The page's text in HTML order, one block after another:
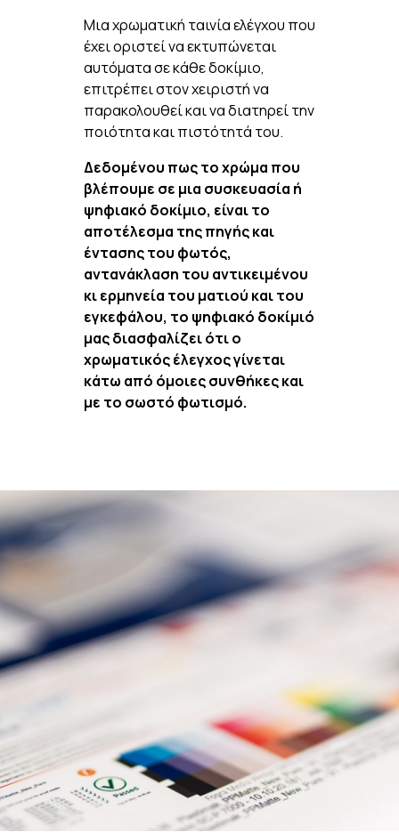
Μια χρωματική ταινία ελέγχου που
έχει οριστεί να εκτυπώνεται
αυτόματα σε κάθε δοκίμιο,
επιτρέπει στον χειριστή να
παρακολουθεί και να διατηρεί την
ποιότητα και πιστότητά του.
Δεδομένου πως το χρώμα που
βλέπουμε σε μια συσκευασία ή
ψηφιακό δοκίμιο, είναι το
αποτέλεσμα της πηγής και
έντασης του φωτός,
αντανάκλαση του αντικειμένου
κι ερμηνεία του ματιού και του
εγκεφάλου, το ψηφιακό δοκίμιό
μας διασφαλίζει ότι ο
χρωματικός έλεγχος γίνεται
κάτω από όμοιες συνθήκες και
με το σωστό φωτισμό.